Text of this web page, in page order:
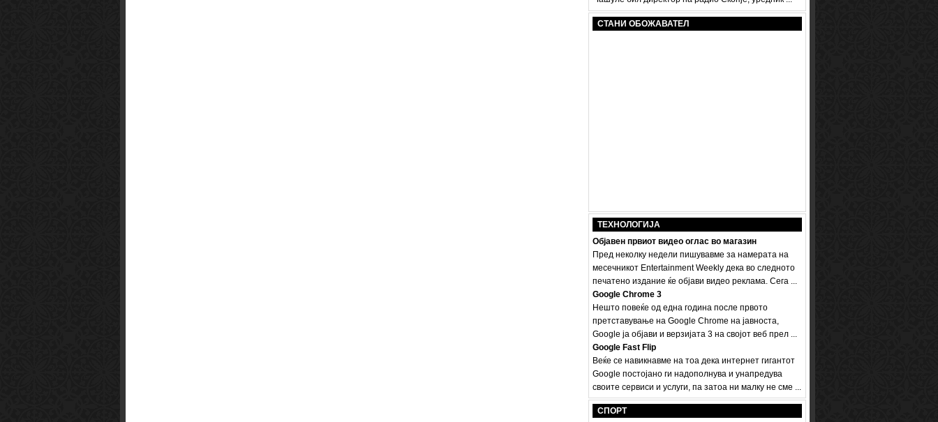
СТАНИ ОБОЖАВАТЕЛ
ТЕХНОЛОГИЈА
Објавен првиот видео оглас во магазин
Пред неколку недели пишувавме за намерата на
месечникот Entertainment Weekly дека во следното
печатено издание ќе објави видео реклама. Сега ...
Google Chrome 3
Нешто повеќе од една година после првото
претставување на Google Chrome на јавноста,
Google ја објави и верзијата 3 на својот веб прел ...
Google Fast Flip
Веќе се навикнавме на тоа дека интернет гигантот
Google постојано ги надополнува и унапредува
своите сервиси и услуги, па затоа ни малку не сме ...
СПОРТ